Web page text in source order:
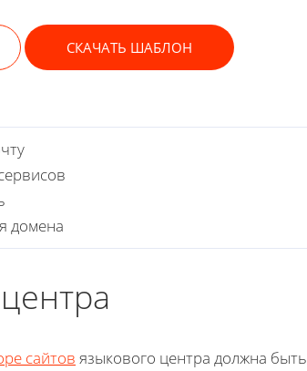
СКАЧАТЬ ШАБЛОН
домена
сайтов языкового центра должна быть